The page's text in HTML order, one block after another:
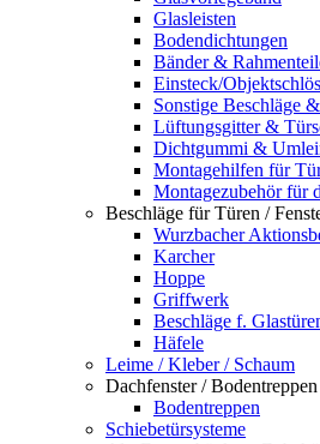
Glasleisten
Bodendichtungen
Bänder &
Einsteck/
Sonstige Beschläge
Lüftungsgitter &
Dichtgummi &
Montagehilfen für
Montagezubehör für
Beschläge für Türen /
Wurzbacher
Karcher
Hoppe
Griffwerk
Beschläge f.
Häfele
Leime / Kleber / Schaum
Dachfenster / Bodentreppen
Bodentreppen
Schiebetürsysteme